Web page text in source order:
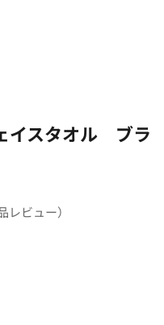
イスタオル ブラ
レビュー）